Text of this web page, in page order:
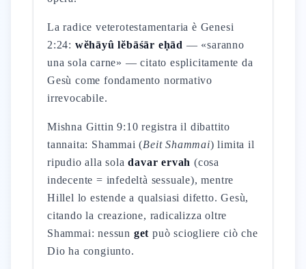
La radice veterotestamentaria è Genesi
2:24: wĕhāyû lĕbāśār eḥād — «saranno
una sola carne» — citato esplicitamente da
Gesù come fondamento normativo
irrevocabile.
Mishna Gittin 9:10 registra il dibattito
tannaita: Shammai (Beit Shammai) limita il
ripudio alla soladavar ervah (cosa
indecente = infedeltà sessuale), mentre
Hillel lo estende a qualsiasi difetto. Gesù,
citando la creazione, radicalizza oltre
Shammai: nessun get può sciogliere ciò che
Dio ha congiunto.